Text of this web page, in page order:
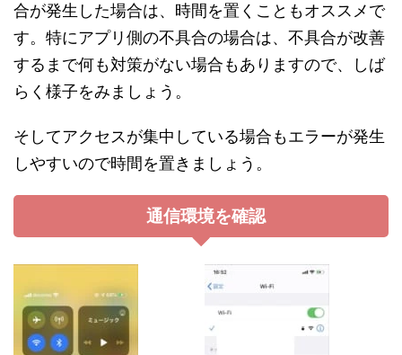
合が発生した場合は、時間を置くこともオススメで
す。特にアプリ側の不具合の場合は、不具合が改善
するまで何も対策がない場合もありますので、しば
らく様子をみましょう。
そしてアクセスが集中している場合もエラーが発生
しやすいので時間を置きましょう。
通信環境を確認